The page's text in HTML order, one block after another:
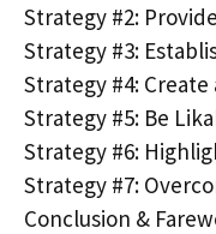
Strategy #2:
Strategy #3:
Strategy #4:
Strategy #5: Be
Strategy #6:
Strategy #7:
Conclusion &